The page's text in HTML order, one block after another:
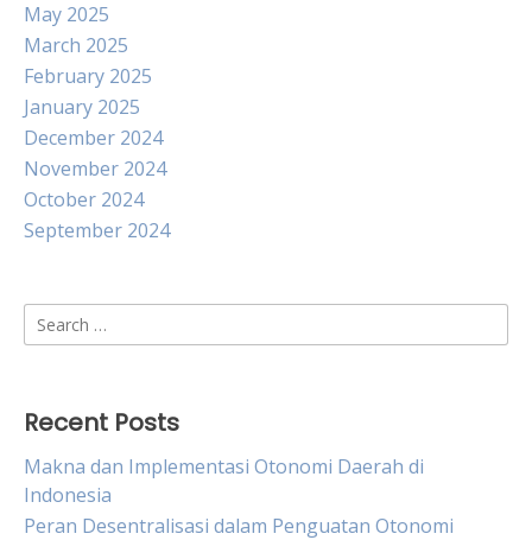
May 2025
March 2025
February 2025
January 2025
December 2024
November 2024
October 2024
September 2024
Search
for:
Recent Posts
Makna dan Implementasi Otonomi Daerah di
Indonesia
Peran Desentralisasi dalam Penguatan Otonomi